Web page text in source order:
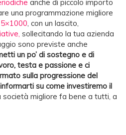
anche di piccolo importo
una programmazione migliore
, con un lascito,
sollecitando la tua azienda
sono previste anche
un po’ di sostegno e di
testa e passione e ci
sulla progressione del
su come investiremo il
società migliore fa bene a tutti, a